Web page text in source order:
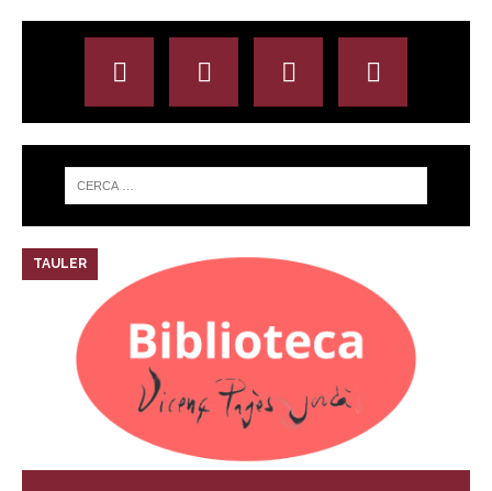
TAULER